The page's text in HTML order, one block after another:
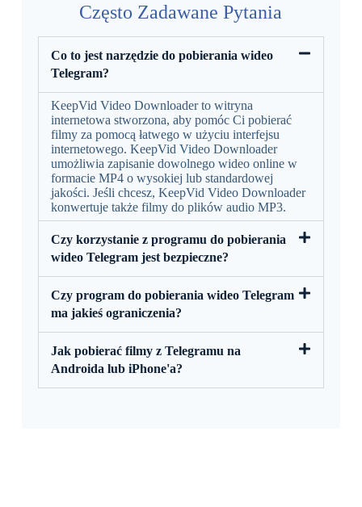
Często Zadawane Pytania
Co to jest narzędzie do pobierania wideo
Telegram?
KeepVid Video Downloader to witryna
internetowa stworzona, aby pomóc Ci pobierać
filmy za pomocą łatwego w użyciu interfejsu
internetowego. KeepVid Video Downloader
umożliwia zapisanie dowolnego wideo online w
formacie MP4 o wysokiej lub standardowej
jakości. Jeśli chcesz, KeepVid Video Downloader
konwertuje także filmy do plików audio MP3.
Czy korzystanie z programu do pobierania
wideo Telegram jest bezpieczne?
Czy program do pobierania wideo Telegram
ma jakieś ograniczenia?
Jak pobierać filmy z Telegramu na
Androida lub iPhone'a?